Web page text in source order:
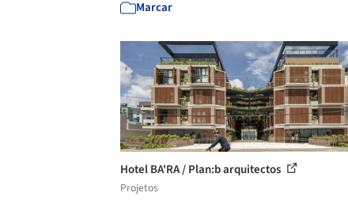
Marcar
Hotel BA'RA / Plan:b arquitectos
Projetos